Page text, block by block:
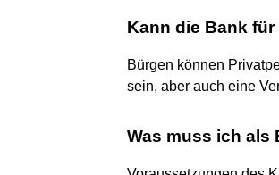
Kann die Bank
Bürgen können
sein, aber auch eine
Was muss ich als